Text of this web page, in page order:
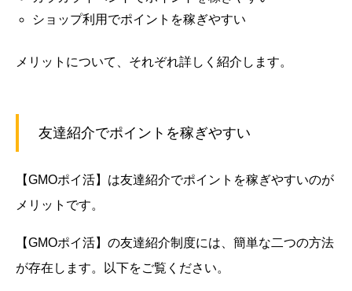
ショップ利用でポイントを稼ぎやすい
メリットについて、それぞれ詳しく紹介します。
友達紹介でポイントを稼ぎやすい
【GMOポイ活】は友達紹介でポイントを稼ぎやすいのが
メリットです。
【GMOポイ活】の友達紹介制度には、簡単な二つの方法
が存在します。以下をご覧ください。